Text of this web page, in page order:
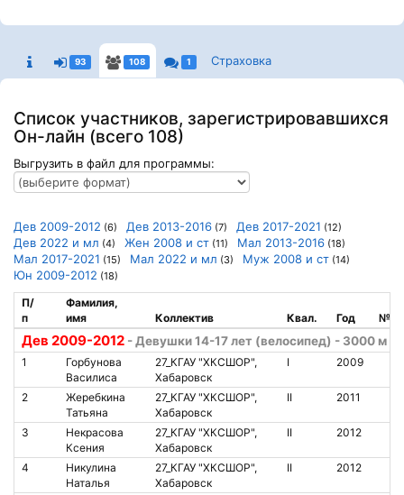
93 108 1 Страховка
Список участников, зарегистрировавшихся
Он-лайн (всего 108)
Выгрузить в файл для программы:
Дев 2009-2012 (6) Дев 2013-2016 (7) Дев 2017-2021 (12)
Дев 2022 и мл (4) Жен 2008 и ст (11) Мал 2013-2016 (18)
Мал 2017-2021 (15) Мал 2022 и мл (3) Муж 2008 и ст (14)
Юн 2009-2012 (18)
Дев 2009-2012 - Девушки 14-17 лет (велосипед) - 3000 м
П/
п
Фамилия,
имя
Коллектив Квал. Год №
1
Горбунова
Василиса
27_КГАУ "ХКСШОР",
Хабаровск
I 2009
2
Жеребкина
Татьяна
27_КГАУ "ХКСШОР",
Хабаровск
II 2011
3
Некрасова
Ксения
27_КГАУ "ХКСШОР",
Хабаровск
II 2012
4
Никулина
Наталья
27_КГАУ "ХКСШОР",
Хабаровск
II 2012